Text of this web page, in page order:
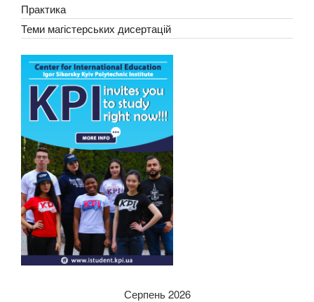
Практика
Теми магістерських дисертацій
Серпень 2026